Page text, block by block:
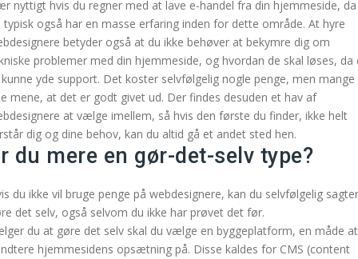
nyttigt hvis du regner med at lave e-handel fra din hjemmeside, da
typisk også har en masse erfaring inden for dette område. At hyre
betyder også at du ikke behøver at bekymre dig om
problemer med din hjemmeside, og hvordan de skal løses, da
yde support. Det koster selvfølgelig nogle penge, men mange
mene, at det er godt givet ud. Der findes desuden et hav af
at vælge imellem, så hvis den første du finder, ikke helt
dig og dine behov, kan du altid gå et andet sted hen.
du mere en gør-det-selv type?
du ikke vil bruge penge på webdesignere, kan du selvfølgelig
det selv, også selvom du ikke har prøvet det før.
du at gøre det selv skal du vælge en byggeplatform, en måde at
hjemmesidens opsætning på. Disse kaldes for CMS (content